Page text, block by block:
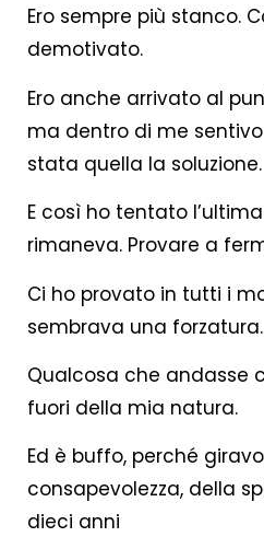
Ero sempre più stanco.
demotivato.
Ero anche arrivato al
ma dentro di me
stata quella la soluzione.
E così ho tentato
rimaneva. Provare a
Ci ho provato in tutti i
sembrava una forzatura.
Qualcosa che andasse
fuori della mia natura.
Ed è buffo, perché
consapevolezza, della
dieci anni